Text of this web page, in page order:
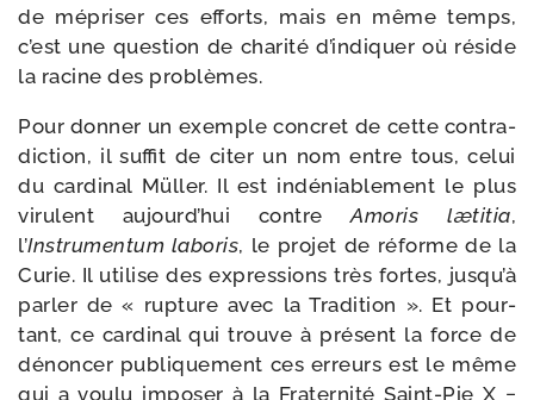
de mépri­ser ces efforts, mais en même temps,
c’est une ques­tion de cha­ri­té d’indiquer où réside
la racine des problèmes.
Pour don­ner un exemple concret de cette contra­
dic­tion, il suf­fit de citer un nom entre tous, celui
du car­di­nal Müller. Il est indé­nia­ble­ment le plus
viru­lent aujourd’hui contreAmoris læti­tia,
l’Instrumentum labo­ris, le pro­jet de réforme de la
Curie. Il uti­lise des expres­sions très fortes, jusqu’à
par­ler de « rup­ture avec la Tradition ». Et pour­
tant, ce car­di­nal qui trouve à pré­sent la force de
dénon­cer publi­que­ment ces erreurs est le même
qui a vou­lu impo­ser à la Fraternité Saint-​Pie X −